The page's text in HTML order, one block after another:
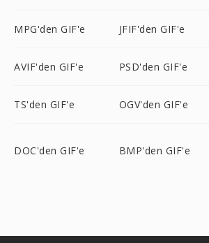
MPG'den GIF'e JFIF'den GIF'e
AVIF'den GIF'e PSD'den GIF'e
TS'den GIF'e OGV'den GIF'e
DOC'den GIF'e BMP'den GIF'e